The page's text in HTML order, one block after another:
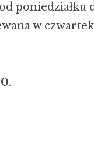
poniedziałku
w
.